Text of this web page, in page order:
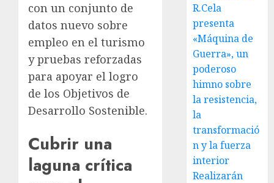
con un conjunto de
datos nuevo sobre
empleo en el turismo
y pruebas reforzadas
para apoyar el logro
de los Objetivos de
Desarrollo Sostenible.
Cubrir una
laguna crítica
R.Cela
presenta
«Máquina de
Guerra», un
poderoso
himno sobre
la resistencia,
la
transformació
n y la fuerza
interior
Realizarán